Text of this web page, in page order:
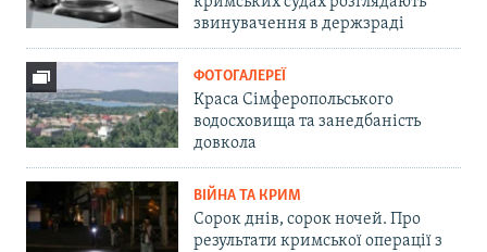
звинувачення в держзраді
ФОТОГАЛЕРЕЇ
Краса Сімферопольського
водосховища та занедбаність
довкола
ВІЙНА ТА КРИМ
Сорок днів, сорок ночей. Про
результати кримської операції з